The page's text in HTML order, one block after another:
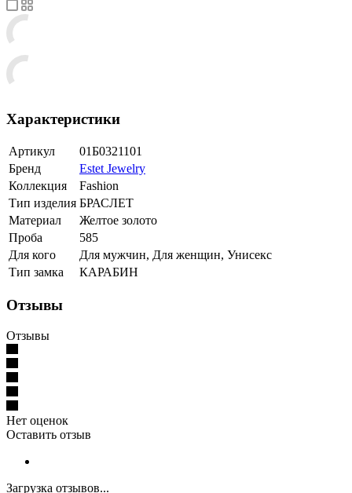
Характеристики
Артикул
01Б0321101
Бренд
Estet Jewelry
Коллекция
Fashion
Тип изделия БРАСЛЕТ
Материал
Желтое золото
Проба
585
Для кого
Для мужчин, Для женщин, Унисекс
Тип замка
КАРАБИН
Отзывы
Отзывы
Нет оценок
Оставить отзыв
Загрузка отзывов...